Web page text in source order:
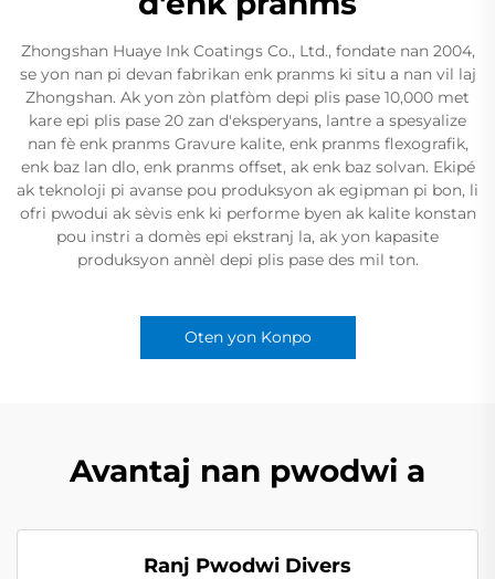
Zhongshan Huaye Ink Coatings Co., Ltd., fondate nan 2004,
se yon nan pi devan fabrikan enk pranms ki situ a nan vil laj
Zhongshan. Ak yon zòn platfòm depi plis pase 10,000 met
kare epi plis pase 20 zan d'eksperyans, lantre a spesyalize
nan fè enk pranms Gravure kalite, enk pranms flexografik,
enk baz lan dlo, enk pranms offset, ak enk baz solvan. Ekipé
ak teknoloji pi avanse pou produksyon ak egipman pi bon, li
ofri pwodui ak sèvis enk ki performe byen ak kalite konstan
pou instri a domès epi ekstranj la, ak yon kapasite
produksyon annèl depi plis pase des mil ton.
Oten yon Konpo
Avantaj nan pwodwi a
Ranj Pwodwi Divers